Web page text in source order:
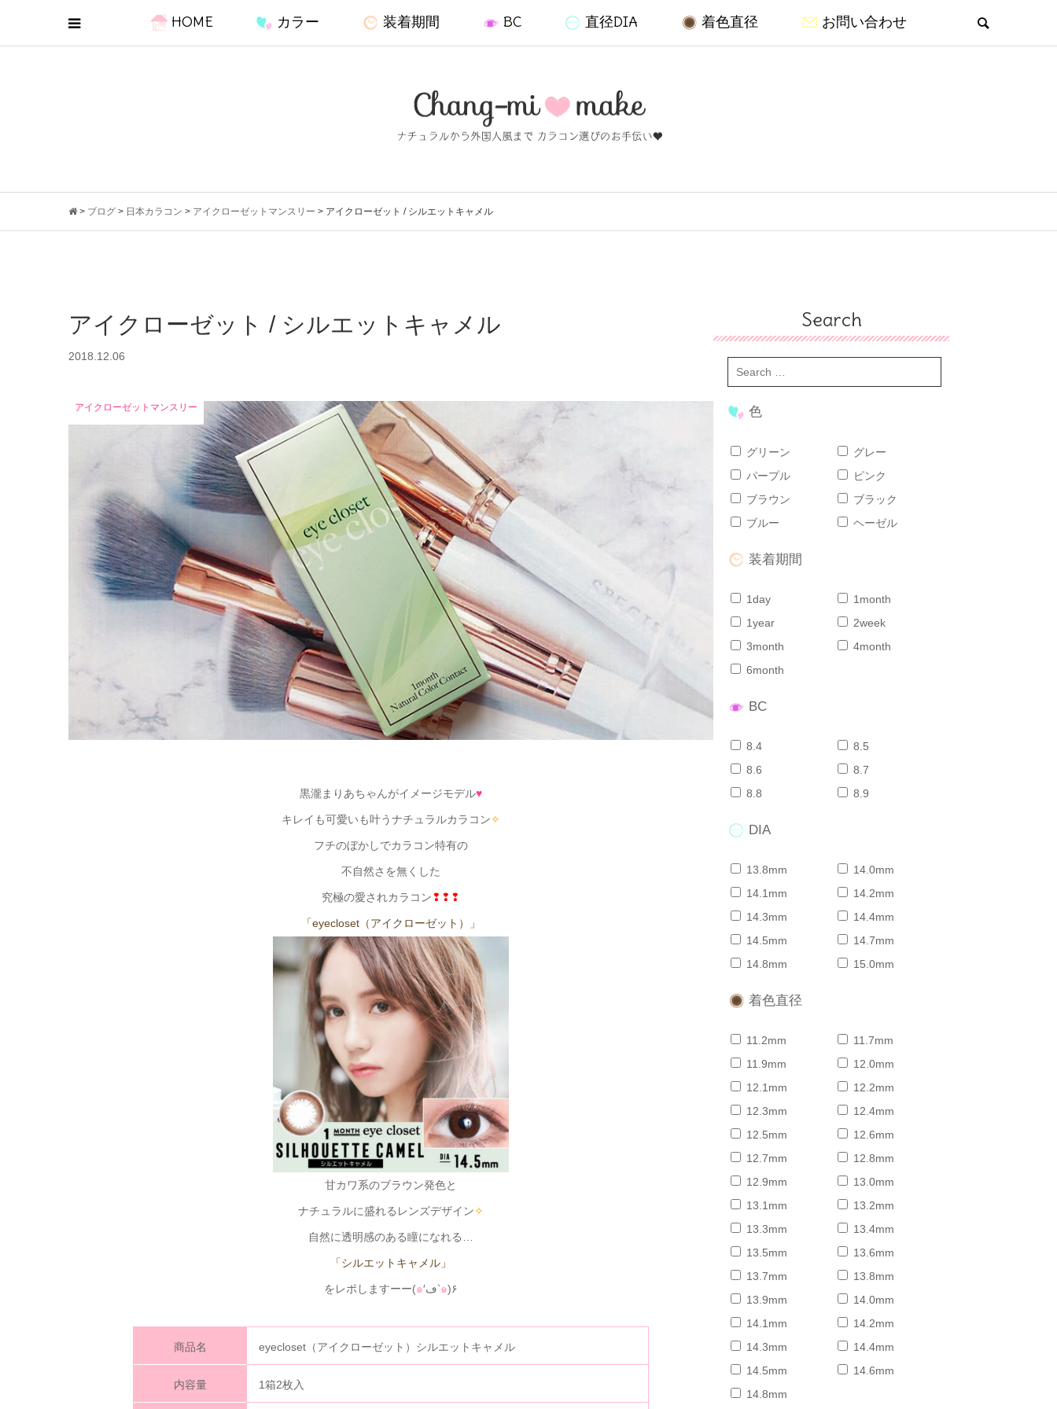
HOME カラー 装着期間 BC 直径DIA 着色直径 お問い合わせ
> ブログ > 日本カラコン > アイクローゼットマンスリー > アイクローゼット / シルエットキャメル
アイクローゼット / シルエットキャメル
2018.12.06
アイクローゼットマンスリー
黒瀧まりあちゃんがイメージモデル♥
キレイも可愛いも叶うナチュラルカラコン✧
フチのぼかしでカラコン特有の
不自然さを無くした
究極の愛されカラコン❢❢❢
「eyecloset（アイクローゼット）」
甘カワ系のブラウン発色と
ナチュラルに盛れるレンズデザイン✧
自然に透明感のある瞳になれる…
「シルエットキャメル」
をレポしますーー(๑ ′ڡ‵๑)۶
商品名 eyecloset（アイクローゼット）シルエットキャメル
内容量 1箱2枚入
Search
色
グリーン
グレー
パープル
ピンク
ブラウン
ブラック
ブルー
ヘーゼル
装着期間
1day
1month
1year
2week
3month
4month
6month
BC
8.4
8.5
8.6
8.7
8.8
8.9
DIA
13.8mm
14.0mm
14.1mm
14.2mm
14.3mm
14.4mm
14.5mm
14.7mm
14.8mm
15.0mm
着色直径
11.2mm
11.7mm
11.9mm
12.0mm
12.1mm
12.2mm
12.3mm
12.4mm
12.5mm
12.6mm
12.7mm
12.8mm
12.9mm
13.0mm
13.1mm
13.2mm
13.3mm
13.4mm
13.5mm
13.6mm
13.7mm
13.8mm
13.9mm
14.0mm
14.1mm
14.2mm
14.3mm
14.4mm
14.5mm
14.6mm
14.8mm